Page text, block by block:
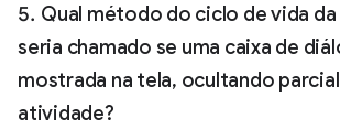
Qual método do ciclo de vida
seria chamado se uma caixa de
mostrada na tela, ocultando
atividade?